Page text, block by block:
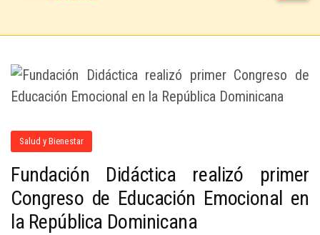
Salud y Bienestar
Fundación Didáctica realizó primer
Congreso de Educación Emocional en
la República Dominicana